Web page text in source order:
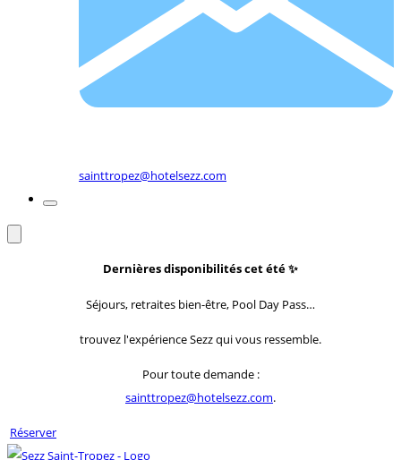
sainttropez@hotelsezz.com
Dernières disponibilités cet été ✨
Séjours, retraites bien-être, Pool Day Pass…
trouvez l'expérience Sezz qui vous ressemble.
Pour toute demande :
sainttropez@hotelsezz.com.
Réserver